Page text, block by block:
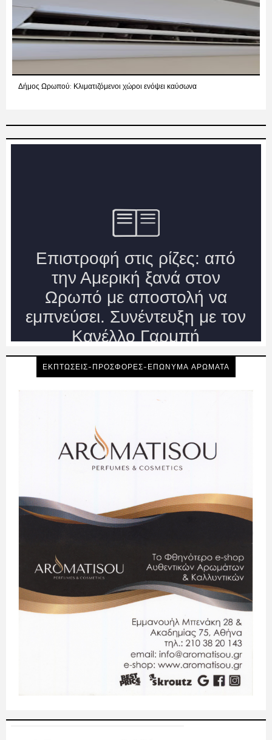
Δήμος Ωρωπού: Κλιματιζόμενοι χώροι ενόψει καύσωνα
ΕΚΠΤΩΣΕΙΣ-ΠΡΟΣΦΟΡΕΣ-ΕΠΩΝΥΜΑ ΑΡΩΜΑΤΑ